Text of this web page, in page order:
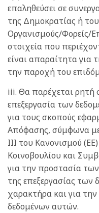
επαληθεύσει σε
της Δημοκρατίας ή
Οργανισμούς/Φορείς/
στοιχεία που
είναι απαραίτητα για
την παροχή του
iii. Θα παρέχεται ρητή
επεξεργασία των
για τους σκοπούς
Απόφασης, σύμφωνα με
ΙΙΙ του Κανονισμού
Κοινοβουλίου και
για την προστασία
της επεξεργασίας
χαρακτήρα και για
δεδομένων αυτών.